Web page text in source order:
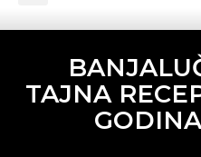
TAJNA